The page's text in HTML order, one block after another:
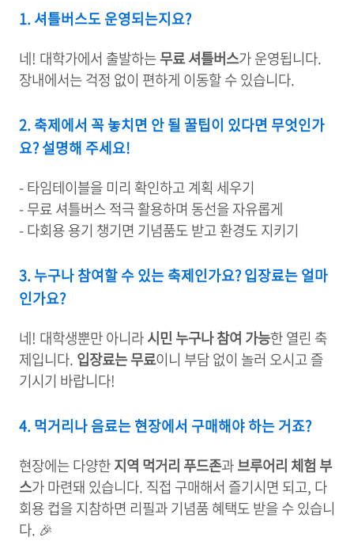
1. 셔틀버스도 운영되는지요?
네! 대학가에서 출발하는무료 셔틀버스가 운영됩니다.
장내에서는 걱정 없이 편하게 이동할 수 있습니다.
2. 축제에서 꼭 놓치면 안 될 꿀팁이 있다면 무엇인가
요? 설명해 주세요!
- 타임테이블을 미리 확인하고 계획 세우기
- 무료 셔틀버스 적극 활용하며 동선을 자유롭게
- 다회용 용기 챙기면 기념품도 받고 환경도 지키기
3. 누구나 참여할 수 있는 축제인가요? 입장료는 얼마
인가요?
네! 대학생뿐만 아니라시민 누구나 참여 가능한 열린 축
제입니다. 입장료는 무료이니 부담 없이 놀러 오시고 즐
기시기 바랍니다!
4. 먹거리나 음료는 현장에서 구매해야 하는 거죠?
현장에는 다양한지역 먹거리 푸드존과브루어리 체험 부
스가 마련돼 있습니다. 직접 구매해서 즐기시면 되고, 다
회용 컵을 지참하면 리필과 기념품 혜택도 받을 수 있습니
다. 🎉